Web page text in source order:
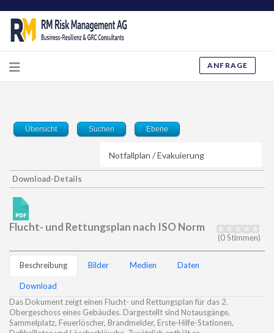
ANFRAGE
Übersicht Suchen Ebene
Download-Details
Flucht- und Rettungsplan nach ISO Norm
(0 Stimmen)
Beschreibung Bilder Medien Daten
Download
Das Dokument zeigt einen Flucht- und Rettungsplan für das 2.
Obergeschoss eines Gebäudes. Dargestellt sind Notausgänge,
Sammelplatz, Feuerlöscher, Brandmelder, Erste-Hilfe-Stationen,